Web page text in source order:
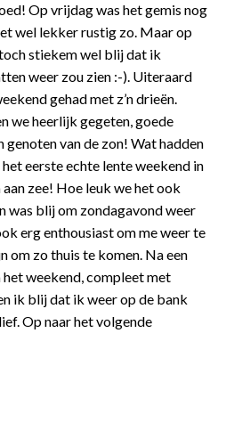
Op vrijdag was het gemis nog
wel lekker rustig zo. Maar op
stiekem wel blij dat ik
weer zou zien :-). Uiteraard
gehad met z’n drieën.
we heerlijk gegeten, goede
van de zon! Wat hadden
eerste echte lente weekend in
zee! Hoe leuk we het ook
was blij om zondagavond weer
erg enthousiast om me weer te
om zo thuis te komen. Na een
weekend, compleet met
ik blij dat ik weer op de bank
Op naar het volgende